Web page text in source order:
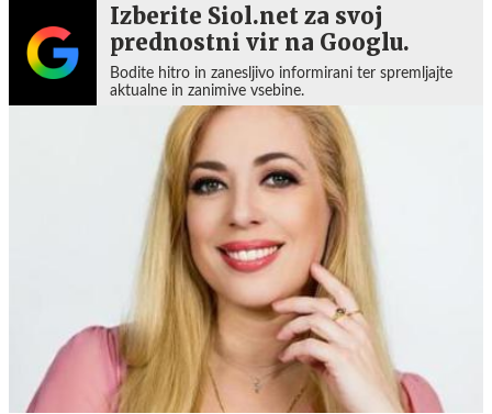
Izberite Siol.net za svoj
prednostni vir na Googlu.
Bodite hitro in zanesljivo informirani ter spremljajte
aktualne in zanimive vsebine.